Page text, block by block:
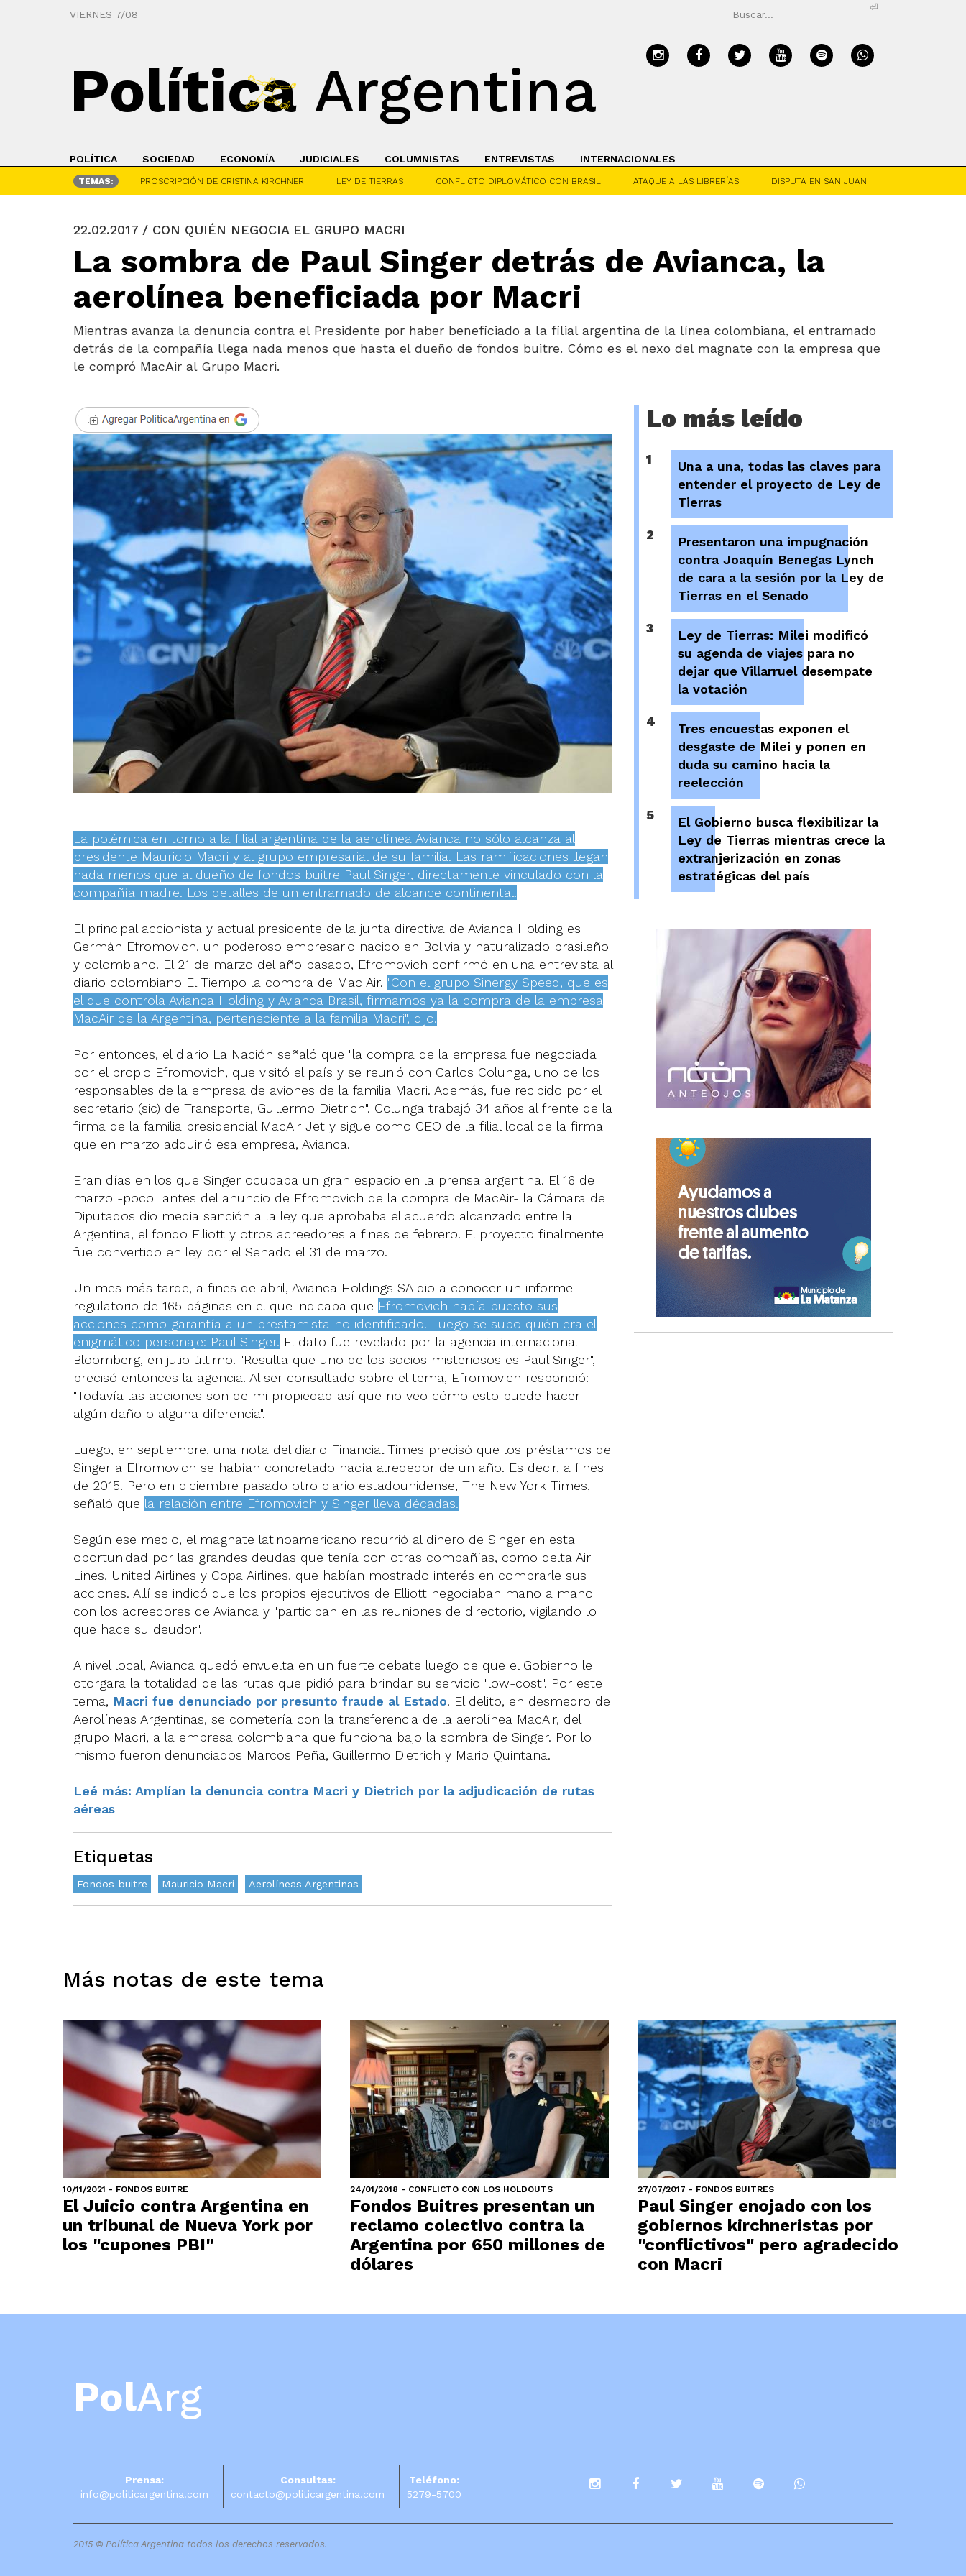
VIERNES 7/08
⏎
Política Argentina
POLÍTICA SOCIEDAD ECONOMÍA JUDICIALES COLUMNISTAS ENTREVISTAS INTERNACIONALES
TEMAS: PROSCRIPCIÓN DE CRISTINA KIRCHNER LEY DE TIERRAS CONFLICTO DIPLOMÁTICO CON BRASIL ATAQUE A LAS LIBRERÍAS DISPUTA EN SAN JUAN
22.02.2017 / CON QUIÉN NEGOCIA EL GRUPO MACRI
La sombra de Paul Singer detrás de Avianca, la
aerolínea beneficiada por Macri
Mientras avanza la denuncia contra el Presidente por haber beneficiado a la filial argentina de la línea colombiana, el entramado
detrás de la compañía llega nada menos que hasta el dueño de fondos buitre. Cómo es el nexo del magnate con la empresa que
le compró MacAir al Grupo Macri.
La polémica en torno a la filial argentina de la aerolínea Avianca no sólo alcanza al
presidente Mauricio Macri y al grupo empresarial de su familia. Las ramificaciones llegan
nada menos que al dueño de fondos buitre Paul Singer, directamente vinculado con la
compañía madre. Los detalles de un entramado de alcance continental.
El principal accionista y actual presidente de la junta directiva de Avianca Holding es
Germán Efromovich, un poderoso empresario nacido en Bolivia y naturalizado brasileño
y colombiano. El 21 de marzo del año pasado, Efromovich confirmó en una entrevista al
diario colombiano El Tiempo la compra de Mac Air. "Con el grupo Sinergy Speed, que es
el que controla Avianca Holding y Avianca Brasil, firmamos ya la compra de la empresa
MacAir de la Argentina, perteneciente a la familia Macri", dijo.
Por entonces, el diario La Nación señaló que "la compra de la empresa fue negociada
por el propio Efromovich, que visitó el país y se reunió con Carlos Colunga, uno de los
responsables de la empresa de aviones de la familia Macri. Además, fue recibido por el
secretario (sic) de Transporte, Guillermo Dietrich". Colunga trabajó 34 años al frente de la
firma de la familia presidencial MacAir Jet y sigue como CEO de la filial local de la firma
que en marzo adquirió esa empresa, Avianca.
Eran días en los que Singer ocupaba un gran espacio en la prensa argentina. El 16 de
marzo -poco antes del anuncio de Efromovich de la compra de MacAir- la Cámara de
Diputados dio media sanción a la ley que aprobaba el acuerdo alcanzado entre la
Argentina, el fondo Elliott y otros acreedores a fines de febrero. El proyecto finalmente
fue convertido en ley por el Senado el 31 de marzo.
Un mes más tarde, a fines de abril, Avianca Holdings SA dio a conocer un informe
regulatorio de 165 páginas en el que indicaba que Efromovich había puesto sus
acciones como garantía a un prestamista no identificado. Luego se supo quién era el
enigmático personaje: Paul Singer. El dato fue revelado por la agencia internacional
Bloomberg, en julio último. "Resulta que uno de los socios misteriosos es Paul Singer",
precisó entonces la agencia. Al ser consultado sobre el tema, Efromovich respondió:
"Todavía las acciones son de mi propiedad así que no veo cómo esto puede hacer
algún daño o alguna diferencia".
Luego, en septiembre, una nota del diario Financial Times precisó que los préstamos de
Singer a Efromovich se habían concretado hacía alrededor de un año. Es decir, a fines
de 2015. Pero en diciembre pasado otro diario estadounidense, The New York Times,
señaló que la relación entre Efromovich y Singer lleva décadas.
Según ese medio, el magnate latinoamericano recurrió al dinero de Singer en esta
oportunidad por las grandes deudas que tenía con otras compañías, como delta Air
Lines, United Airlines y Copa Airlines, que habían mostrado interés en comprarle sus
acciones. Allí se indicó que los propios ejecutivos de Elliott negociaban mano a mano
con los acreedores de Avianca y "participan en las reuniones de directorio, vigilando lo
que hace su deudor".
A nivel local, Avianca quedó envuelta en un fuerte debate luego de que el Gobierno le
otorgara la totalidad de las rutas que pidió para brindar su servicio "low-cost". Por este
tema, Macri fue denunciado por presunto fraude al Estado. El delito, en desmedro de
Aerolíneas Argentinas, se cometería con la transferencia de la aerolínea MacAir, del
grupo Macri, a la empresa colombiana que funciona bajo la sombra de Singer. Por lo
mismo fueron denunciados Marcos Peña, Guillermo Dietrich y Mario Quintana.
Leé más: Amplían la denuncia contra Macri y Dietrich por la adjudicación de rutas
aéreas
Etiquetas
Fondos buitre Mauricio Macri Aerolíneas Argentinas
Lo más leído
1
Una a una, todas las claves para
entender el proyecto de Ley de
Tierras
2
Presentaron una impugnación
contra Joaquín Benegas Lynch
de cara a la sesión por la Ley de
Tierras en el Senado
3
Ley de Tierras: Milei modificó
su agenda de viajes para no
dejar que Villarruel desempate
la votación
4
Tres encuestas exponen el
desgaste de Milei y ponen en
duda su camino hacia la
reelección
5
El Gobierno busca flexibilizar la
Ley de Tierras mientras crece la
extranjerización en zonas
estratégicas del país
Más notas de este tema
10/11/2021 - FONDOS BUITRE
El Juicio contra Argentina en
un tribunal de Nueva York por
los "cupones PBI"
24/01/2018 - CONFLICTO CON LOS HOLDOUTS
Fondos Buitres presentan un
reclamo colectivo contra la
Argentina por 650 millones de
dólares
27/07/2017 - FONDOS BUITRES
Paul Singer enojado con los
gobiernos kirchneristas por
"conflictivos" pero agradecido
con Macri
PolArg
Prensa:
info@politicargentina.com
Consultas:
contacto@politicargentina.com
Teléfono:
5279-5700
2015 © Política Argentina todos los derechos reservados.